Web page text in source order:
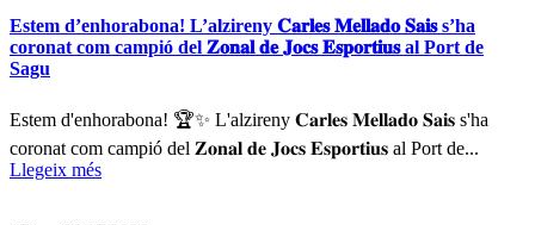
Estem d’enhorabona! L’alzireny 𝐂𝐚𝐫𝐥𝐞𝐬 𝐌𝐞𝐥𝐥𝐚𝐝𝐨 𝐒𝐚𝐢𝐬 s’ha
coronat com campió del 𝐙𝐨𝐧𝐚𝐥 𝐝𝐞 𝐉𝐨𝐜𝐬 𝐄𝐬𝐩𝐨𝐫𝐭𝐢𝐮𝐬 al Port de
Sagu
Estem d'enhorabona! 🏆✨ L'alzireny 𝐂𝐚𝐫𝐥𝐞𝐬 𝐌𝐞𝐥𝐥𝐚𝐝𝐨 𝐒𝐚𝐢𝐬 s'ha
coronat com campió del 𝐙𝐨𝐧𝐚𝐥 𝐝𝐞 𝐉𝐨𝐜𝐬 𝐄𝐬𝐩𝐨𝐫𝐭𝐢𝐮𝐬 al Port de...
Llegeix més